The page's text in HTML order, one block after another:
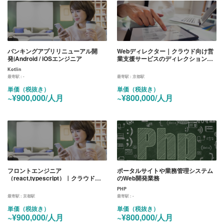
バンキングアプリリニューアル開
発|Android / iOSエンジニア
Kotlin
最寄駅 : -
単価（税抜き）
~¥900,000/人月
Webディレクター｜クラウド向け営
業支援サービスのディレクション業
最寄駅 :京都駅
単価（税抜き）
~¥800,000/人月
フロントエンジニア
（react,typescript）｜クラウド向
業務
最寄駅 : 京都駅
単価（税抜き）
~¥900,000/人月
ポータルサイトや業務管理システム
のWeb開発業務
PHP
最寄駅 :-
単価（税抜き）
~¥800,000/人月